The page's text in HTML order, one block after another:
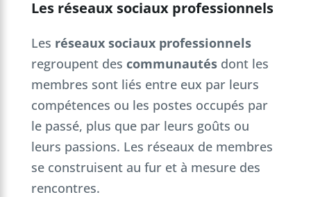
Les réseaux sociaux professionnels
Les réseaux sociaux professionnels
regroupent des communautésdont les
membres sont liés entre eux par leurs
compétences ou les postes occupés par
le passé, plus que par leurs goûts ou
leurs passions. Les réseaux de membres
se construisent au fur et à mesure des
rencontres.